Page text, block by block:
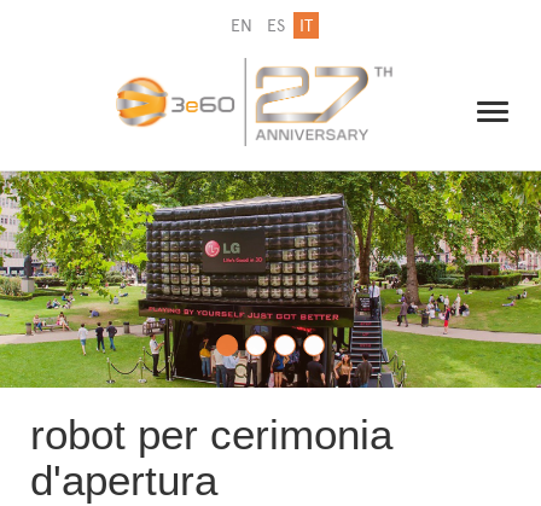
EN ES IT
IL GRUPPO
NEWSLETTER
CONTATTI
robot per cerimonia
d'apertura